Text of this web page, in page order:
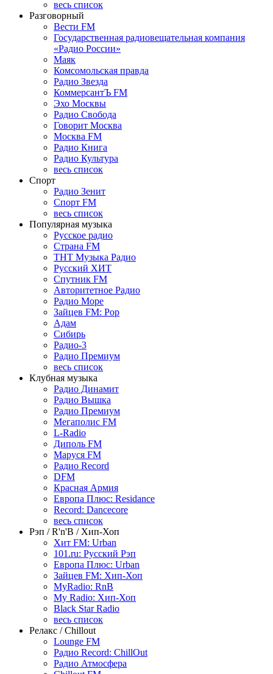
весь список
Разговорный
Вести FM
Государственная радиовещательная компания
«Радио России»
Маяк
Комсомольская правда
Радио Звезда
КоммерсантЪ FM
Эхо Москвы
Радио Свобода
Говорит Москва
Москва FM
Радио Книга
Радио Культура
весь список
Спорт
Радио Зенит
Спорт FM
весь список
Популярная музыка
Русское радио
Страна FM
ТНТ Музыка Радио
Русский ХИТ
Спутник FM
Авторитетное Радио
Радио Море
Зайцев FM: Pop
Адам
Сибирь
Радио-3
Радио Премиум
весь список
Клубная музыка
Радио Динамит
Радио Вышка
Радио Премиум
Мегаполис FM
L-Radio
Диполь FM
Маруся FM
Радио Record
DFM
Красная Армия
Европа Плюс: Residance
Record: Dancecore
весь список
Рэп / R'n'B / Хип-Хоп
Хит FM: Urban
101.ru: Русский Рэп
Европа Плюс: Urban
Зайцев FM: Хип-Хоп
MyRadio: RnB
My Radio: Хип-Хоп
Black Star Radio
весь список
Релакс / Chillout
Lounge FM
Радио Record: ChillOut
Радио Атмосфера